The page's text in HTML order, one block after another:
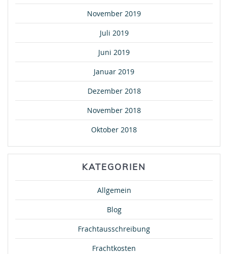
November 2019
Juli 2019
Juni 2019
Januar 2019
Dezember 2018
November 2018
Oktober 2018
KATEGORIEN
Allgemein
Blog
Frachtausschreibung
Frachtkosten